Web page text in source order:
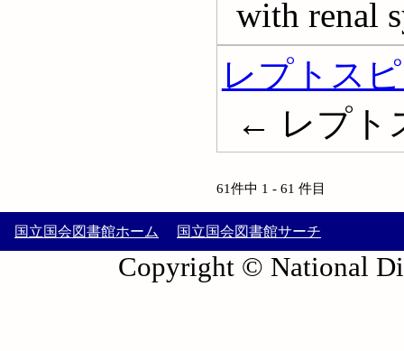
with renal
レプトス
← レプト
61件中 1 - 61 件目
国立国会図書館ホーム 国立国会図書館サーチ
Copyright © National